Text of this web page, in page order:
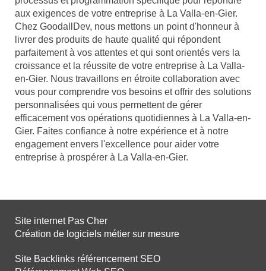
aux exigences de votre entreprise à La Valla-en-Gier.
Chez GoodallDev, nous mettons un point d'honneur à
livrer des produits de haute qualité qui répondent
parfaitement à vos attentes et qui sont orientés vers la
croissance et la réussite de votre entreprise à La Valla-
en-Gier. Nous travaillons en étroite collaboration avec
vous pour comprendre vos besoins et offrir des solutions
personnalisées qui vous permettent de gérer
efficacement vos opérations quotidiennes à La Valla-en-
Gier. Faites confiance à notre expérience et à notre
engagement envers l'excellence pour aider votre
entreprise à prospérer à La Valla-en-Gier.
Site internet Pas Cher
Création de logiciels métier sur mesure
Site Backlinks référencement SEO